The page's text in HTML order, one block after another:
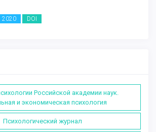
2020 DOI
Российской академии наук.
и экономическая психология
Психологический журнал